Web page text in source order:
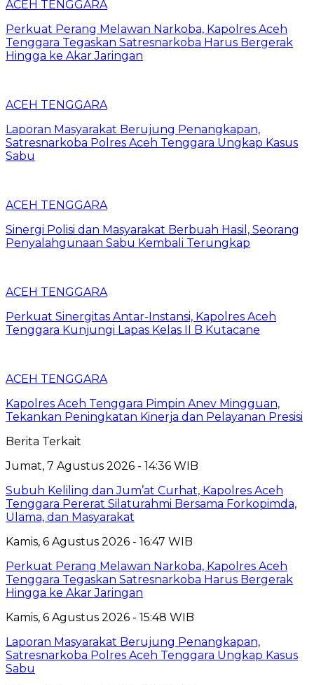
ACEH TENGGARA
Perkuat Perang Melawan Narkoba, Kapolres Aceh
Tenggara Tegaskan Satresnarkoba Harus Bergerak
Hingga ke Akar Jaringan
ACEH TENGGARA
Laporan Masyarakat Berujung Penangkapan,
Satresnarkoba Polres Aceh Tenggara Ungkap Kasus
Sabu
ACEH TENGGARA
Sinergi Polisi dan Masyarakat Berbuah Hasil, Seorang
Penyalahgunaan Sabu Kembali Terungkap
ACEH TENGGARA
Perkuat Sinergitas Antar-Instansi, Kapolres Aceh
Tenggara Kunjungi Lapas Kelas II B Kutacane
ACEH TENGGARA
Kapolres Aceh Tenggara Pimpin Anev Mingguan,
Tekankan Peningkatan Kinerja dan Pelayanan Presisi
Berita Terkait
Jumat, 7 Agustus 2026 - 14:36 WIB
Subuh Keliling dan Jum’at Curhat, Kapolres Aceh
Tenggara Pererat Silaturahmi Bersama Forkopimda,
Ulama, dan Masyarakat
Kamis, 6 Agustus 2026 - 16:47 WIB
Perkuat Perang Melawan Narkoba, Kapolres Aceh
Tenggara Tegaskan Satresnarkoba Harus Bergerak
Hingga ke Akar Jaringan
Kamis, 6 Agustus 2026 - 15:48 WIB
Laporan Masyarakat Berujung Penangkapan,
Satresnarkoba Polres Aceh Tenggara Ungkap Kasus
Sabu